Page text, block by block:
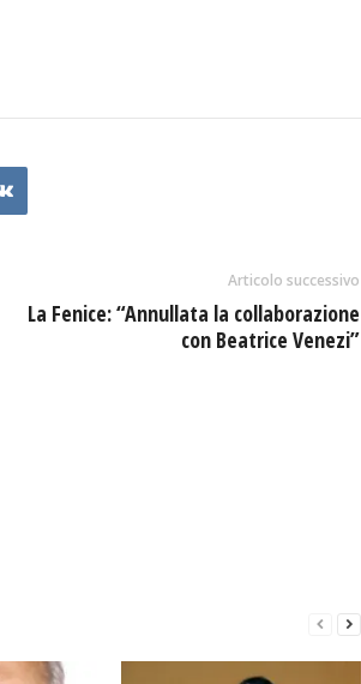
Articolo successivo
La Fenice: “Annullata la collaborazione
con Beatrice Venezi”